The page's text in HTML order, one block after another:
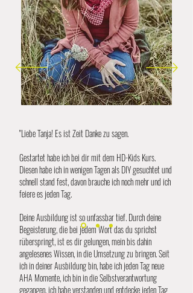
"Liebe Tanja! Es ist Zeit Danke zu sagen.
Gestartet habe ich bei dir mit dem HD-Kids Kurs.
Diesen habe ich in wenigen Tagen als DIY gesuchtet und
schnell stand fest, davon brauche ich noch mehr und ich
feiere es jeden Tag.
Deine Ausbildung ist so unfassbar tief. Durch deine
Begeisterung, die bei jedem Wort das du sprichst
rüberspringt, ist es dir gelungen, mein bis dahin
angelesenes Wissen, in die Umsetzung zu bringen. Seit
ich in deiner Ausbildung bin, habe ich jeden Tag neue
AHA Momente, ich bin in die Selbstverantwortung
gegangen, ich habe verstanden und entdecke jeden Tag